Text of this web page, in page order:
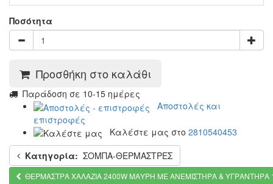
Ποσότητα
Προσθήκη στο καλάθι
Παράδοση σε 10-15 ημέρες
Αποστολές και
επιστροφές
Καλέστε μας στο 2810540453
Κατηγορία: ΣΟΜΠΑ-ΘΕΡΜΑΣΤΡΕΣ
ΘΕΡΜΑΣΤΡΑ ΧΑΛΑΖΙΑ 2400W ΜΑΥΡΗ ΜΕ ΑΝΕΜΙΣΤΗΡΑ & ΥΓΡΑΝΤΗΡΑ